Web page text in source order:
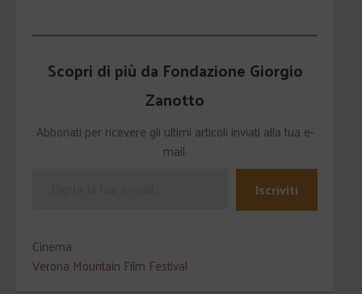
Scopri di più da Fondazione Giorgio
Zanotto
Abbonati per ricevere gli ultimi articoli inviati alla tua e-
mail.
Iscriviti
Cinema
Verona Mountain Film Festival